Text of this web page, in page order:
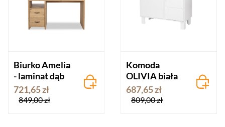
Biurko Amelia
- laminat dąb
721,65 zł
849,00 zł
Komoda
OLIVIA biała
687,65 zł
809,00 zł